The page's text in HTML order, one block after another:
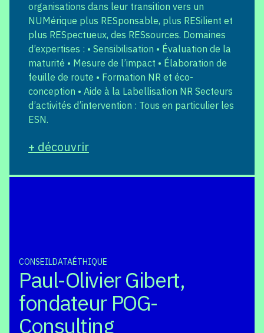
organisations dans leur transition vers un
NUMérique plus RESponsable, plus RESilient et
plus RESpectueux, des RESsources. Domaines
d’expertises : • Sensibilisation • Évaluation de la
maturité • Mesure de l’impact • Élaboration de
feuille de route • Formation NR et éco-
conception • Aide à la Labellisation NR Secteurs
d’activités d’intervention : Tous en particulier les
ESN.
+ découvrir
CONSEILDATAÉTHIQUE
Paul-Olivier Gibert,
fondateur POG-
Consulting